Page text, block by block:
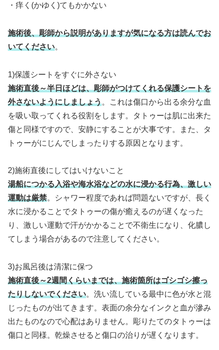
・痒く(かゆく)てもかかない
施術後、彫師から説明がありますが気になる方は読んでお
いてください。
1)保護シートをすぐに外さない
施術直後～半日ほどは、彫師がつけてくれる保護シートを
外さないようにしましょう。これは傷口から出る余分な血
を吸い取ってくれる役割をします。タトゥーは肌に出来た
傷と同様ですので、安静にすることが大事です。また、タ
トゥーがにじんでしまったりする原因となります。
2)施術直後にしてはいけないこと
湯船につかる入浴や海水浴などの水に浸かる行為、激しい
運動は厳禁。シャワー程度であれば問題ないですが、長く
水に浸かることでタトゥーの傷が癒えるのが遅くなった
り、激しい運動で汗がかかることで不衛生になり、化膿し
てしまう場合があるので注意してください。
3)お風呂後は清潔に保つ
施術直後～2週間くらいまでは、施術箇所はゴシゴシ擦っ
たりしないでください。洗い流している最中に色が水と混
じったものが出てきます。表面の余分なインクと血が滲み
出たものなので心配はありません。彫りたてのタトゥーは
傷口と同様。乾燥させると傷口の治りが遅くなります。